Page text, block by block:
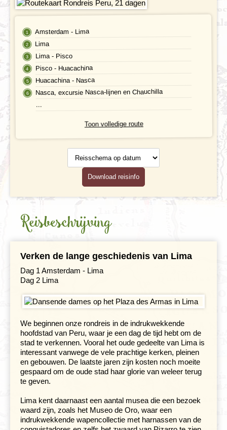
REVIEWS
Vervoer
Reisdocumenten
Geldzaken
Maaltijden
Gezondheid
Klimaat en geografie
FOTO'S EN VIDEO
REIS BOEKEN
Amsterdam - Lima
Lima
Lima - Pisco
Pisco - Huacachina
Huacachina - Nasca
Nasca, excursie Nasca-lijnen en Chauchilla
...
Toon volledige route
op datum
Download reisinfo
Reisbeschrijving
Verken de lange geschiedenis van Lima
Dag 1 Amsterdam - Lima
Dag 2 Lima
We beginnen onze rondreis in de indrukwekkende
hoofdstad van Peru, waar je een dag de tijd hebt om de
stad te verkennen. Vooral het oude gedeelte van Lima is
interessant vanwege de vele prachtige kerken, pleinen
en gebouwen. De laatste jaren zijn kosten noch moeite
gespaard om de oude stad haar glorie van weleer terug
te geven.
Lima kent daarnaast een aantal musea die een bezoek
waard zijn, zoals het Museo de Oro, waar een
indrukwekkende wapencollectie met harnassen van de